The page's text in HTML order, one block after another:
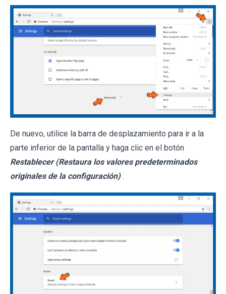
De nuevo, utilice la barra de desplazamiento para ir a la
parte inferior de la pantalla y haga clic en el botón
Restablecer (Restaura los valores predeterminados
originales de la configuración) .